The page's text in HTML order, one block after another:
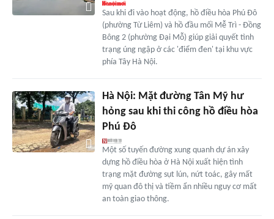
Sau khi đi vào hoạt động, hồ điều hòa Phú Đô
(phường Từ Liêm) và hồ đầu mối Mễ Trì - Đồng
Bông 2 (phường Đại Mỗ) giúp giải quyết tình
trạng úng ngập ở các 'điểm đen' tại khu vực
phía Tây Hà Nội.
Hà Nội: Mặt đường Tân Mỹ hư
hỏng sau khi thi công hồ điều hòa
Phú Đô
Một số tuyến đường xung quanh dự án xây
dựng hồ điều hòa ở Hà Nội xuất hiện tình
trạng mặt đường sụt lún, nứt toác, gây mất
mỹ quan đô thị và tiềm ẩn nhiều nguy cơ mất
an toàn giao thông.